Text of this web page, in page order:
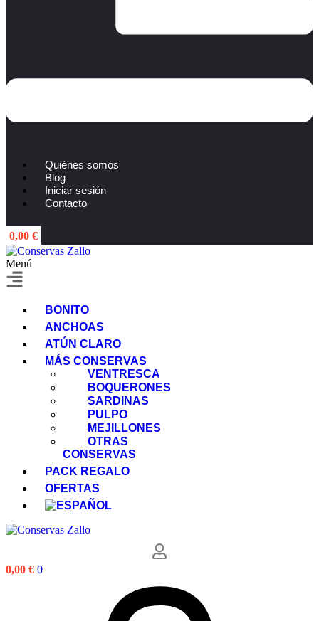
Quiénes somos
Blog
Iniciar sesión
Contacto
0,00 €
Menú
BONITO
ANCHOAS
ATÚN CLARO
MÁS CONSERVAS
VENTRESCA
BOQUERONES
SARDINAS
PULPO
MEJILLONES
OTRAS
CONSERVAS
PACK REGALO
OFERTAS
0,00 € 0